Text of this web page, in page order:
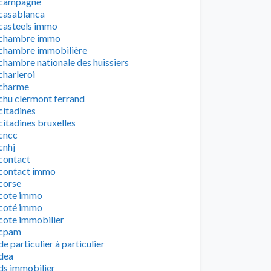
immo
immo
immobilière
nationale des huissiers
clermont ferrand
bruxelles
immo
immo
immo
immobilier
particulier à particulier
immobilier